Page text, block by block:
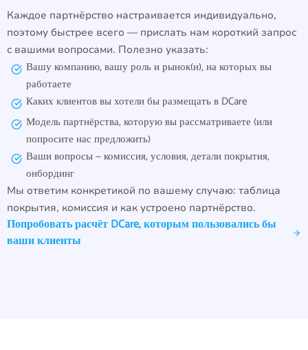
Каждое партнёрство настраивается индивидуально,
поэтому быстрее всего — прислать нам короткий запрос
с вашими вопросами. Полезно указать:
Вашу компанию, вашу роль и рынок(и), на которых вы
работаете
Каких клиентов вы хотели бы размещать в DCare
Модель партнёрства, которую вы рассматриваете (или
попросите нас предложить)
Ваши вопросы — комиссия, условия, детали покрытия,
онбординг
Мы ответим конкретикой по вашему случаю: таблица
покрытия, комиссия и как устроено партнёрство.
Попробовать расчёт DCare, которым пользовались бы
ваши клиенты